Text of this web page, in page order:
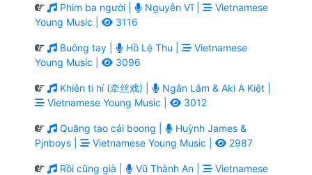
Phim ba người | Nguyễn Vĩ |
Vietnamese
Young Music |
3116
Buông tay | Hồ Lệ Thu |
Vietnamese
Young Music |
3096
Khiên ti hí (牵丝戏) |
Ngân Lâm & Aki A Kiệt |
Vietnamese Young Music |
3012
Quăng tao cái boong |
Huỳnh James &
Pjnboys |
Vietnamese Young Music | 2987
Rồi cũng già | Vũ Thành An |
Vietnamese